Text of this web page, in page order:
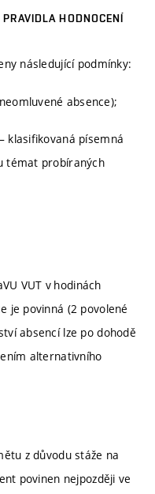
HODNOCENÍ
následující podmínky:
absence);
klasifikovaná písemná
témat probíraných
VUT v hodinách
je povinná (2 povolené
absencí lze po dohodě
alternativního
z důvodu stáže na
povinen nejpozději ve